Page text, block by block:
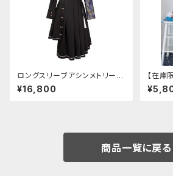
ロングスリーブアシンメトリーチ
ャイナドレス
¥16,800
【在庫
ージャ
サイズ
商品一覧に戻る